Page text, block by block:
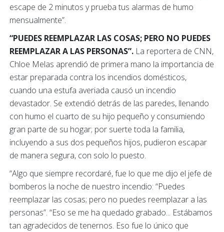
escape de 2 minutos y prueba tus alarmas de humo
mensualmente”.
“PUEDES REEMPLAZAR LAS COSAS; PERO NO PUEDES
REEMPLAZAR A LAS PERSONAS”. La reportera de CNN,
Chloe Melas aprendió de primera mano la importancia de
estar preparada contra los incendios domésticos,
cuando una estufa averiada causó un incendio
devastador. Se extendió detrás de las paredes, llenando
con humo el cuarto de su hijo pequeño y consumiendo
gran parte de su hogar; por suerte toda la familia,
incluyendo a sus dos pequeños hijos, pudieron escapar
de manera segura, con solo lo puesto.
“Algo que siempre recordaré, fue lo que me dijo el jefe de
bomberos la noche de nuestro incendio: “Puedes
reemplazar las cosas; pero no puedes reemplazar a las
personas”. “Eso se me ha quedado grabado... Estábamos
tan agradecidos de tenernos. Eso fue lo único que